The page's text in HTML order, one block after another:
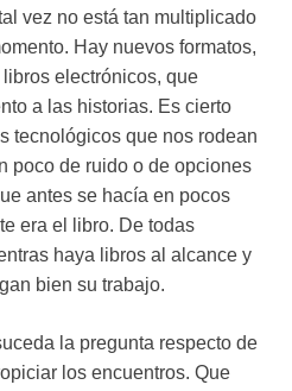
vez no está tan multiplicado
Hay nuevos formatos,
electrónicos, que
a las historias. Es cierto
tecnológicos que nos rodean
poco de ruido o de opciones
antes se hacía en pocos
era el libro. De todas
haya libros al alcance y
bien su trabajo.
la pregunta respecto de
los encuentros. Que